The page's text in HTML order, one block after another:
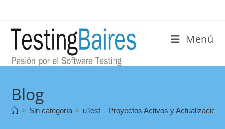
Menú
Blog
> Sin categoría > uTest – Proyectos Activos y